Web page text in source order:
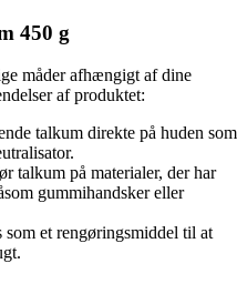
450 g
måder afhængigt af dine
af produktet:
talkum direkte på huden som
talkum på materialer, der har
gummihandsker eller
et rengøringsmiddel til at